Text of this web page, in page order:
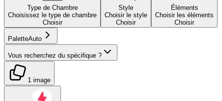
Type de Chambre
Choisissez le type de chambre
Choisir
Style
Choisir le style
Choisir
Éléments
Choisir les éléments
Choisir
PaletteAuto
Vous recherchez du spécifique ?
1 image